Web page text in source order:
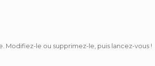
Modifiez-le ou supprimez-le, puis lancez-vous !